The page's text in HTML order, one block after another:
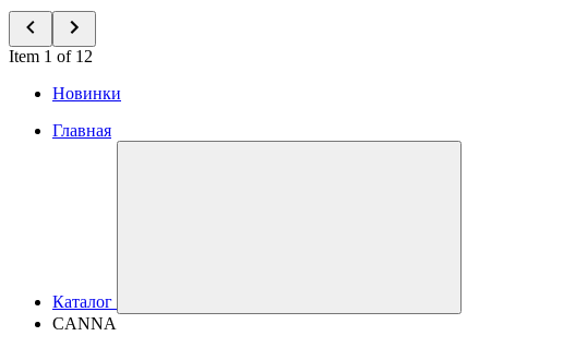
Item 1 of 12
Новинки
Главная
Каталог
CANNA